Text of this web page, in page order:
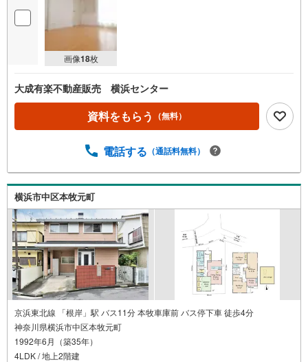
画像18枚
大成有楽不動産販売 横浜センター
資料をもらう （無料）
電話する （通話料無料）
横浜市中区本牧元町
京浜東北線 「根岸」駅 バス11分 本牧車庫前 バス停下車 徒歩4分
神奈川県横浜市中区本牧元町
1992年6月（築35年）
4LDK / 地上2階建